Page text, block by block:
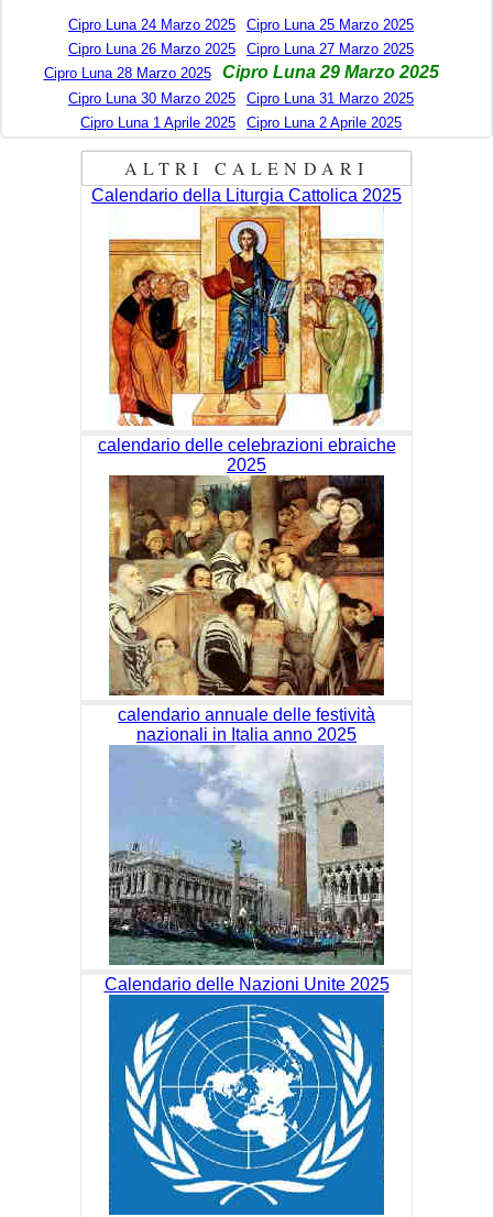
Cipro Luna 24 Marzo 2025
Cipro Luna 25 Marzo 2025
Cipro Luna 26 Marzo 2025
Cipro Luna 27 Marzo 2025
Cipro Luna 28 Marzo 2025
Cipro Luna 29 Marzo 2025
Cipro Luna 30 Marzo 2025
Cipro Luna 31 Marzo 2025
Cipro Luna 1 Aprile 2025
Cipro Luna 2 Aprile 2025
ALTRI CALENDARI
Calendario della Liturgia Cattolica 2025
calendario delle celebrazioni ebraiche
2025
calendario annuale delle festività
nazionali in Italia anno 2025
Calendario delle Nazioni Unite 2025